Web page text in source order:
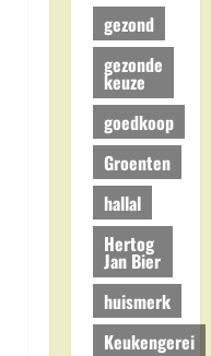
gezond
gezonde
keuze
goedkoop
Groenten
hallal
Hertog
Jan Bier
huismerk
Keukengerei